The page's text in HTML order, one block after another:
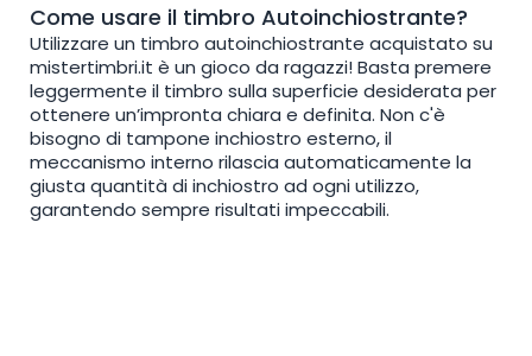
Come usare il timbro Autoinchiostrante?
Utilizzare un timbro autoinchiostrante acquistato su
mistertimbri.it è un gioco da ragazzi! Basta premere
leggermente il timbro sulla superficie desiderata per
ottenere un’impronta chiara e definita. Non c'è
bisogno di tampone inchiostro esterno, il
meccanismo interno rilascia automaticamente la
giusta quantità di inchiostro ad ogni utilizzo,
garantendo sempre risultati impeccabili.